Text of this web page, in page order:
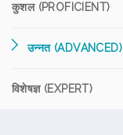
कुशल (PROFICIENT)
उन्नत (ADVANCED)
विशेषज्ञ (EXPERT)